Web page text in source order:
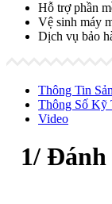
Hỗ trợ phần
Vệ sinh máy
Dịch vụ bảo
Thông Tin
Thông Số Kỹ
Video
1/